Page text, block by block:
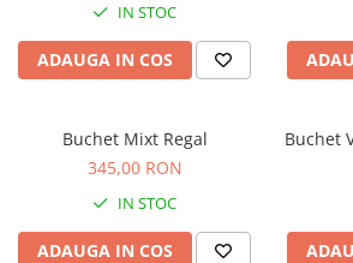
IN STOC
ADAUGA IN COS
Buchet Mixt Regal
345,00 RON
IN STOC
ADAUGA IN COS
Buchet